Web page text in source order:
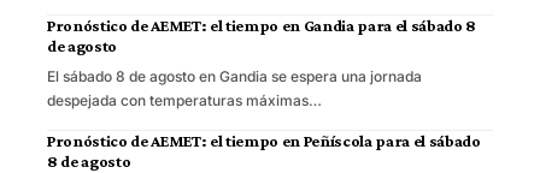
Pronóstico de AEMET: el tiempo en Gandia para el sábado 8
de agosto
El sábado 8 de agosto en Gandia se espera una jornada
despejada con temperaturas máximas…
Pronóstico de AEMET: el tiempo en Peñíscola para el sábado
8 de agosto